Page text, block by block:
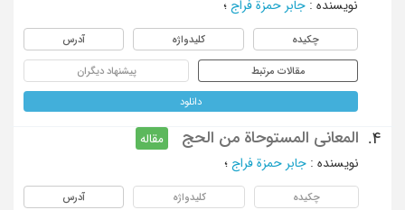
نویسنده : جابر حمزة فراج ؛
چکیده کلیدواژه آدرس
مقالات مرتبط پیشنهاد دیگران
دانلود
4. المعانی المستوحاة من الحج
مقاله
نویسنده : جابر حمزة فراج ؛
چکیده کلیدواژه آدرس